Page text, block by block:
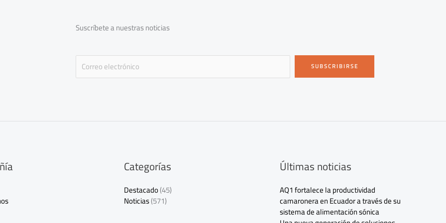
Suscríbete a nuestras noticias
E
a
SUBSCRIBIRSE
Categorías
Destacado(45)
Noticias(571)
Últimas noticias
AQ1 fortalece la productividad
camaronera en Ecuador a través de su
sistema de alimentación sónica